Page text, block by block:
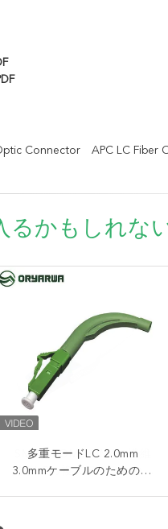
Connector APC LC Fiber
るかもしれな
SM MM OM3 OM4の繊維
光学LCの複式アパートのコ
多重モードLC 2.0mm
3.0mmケーブルのための90